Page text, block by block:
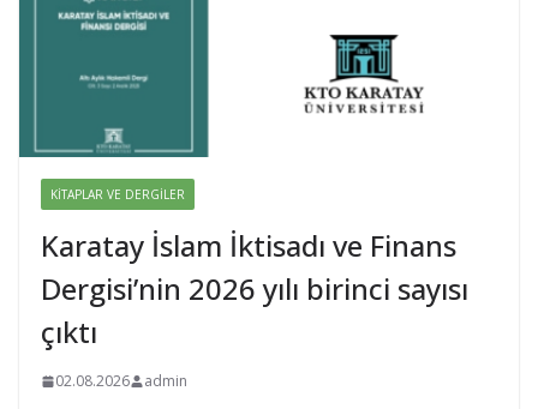
KITAPLAR VE DERGILER
Karatay İslam İktisadı ve Finans
Dergisi’nin 2026 yılı birinci sayısı
çıktı
02.08.2026 admin